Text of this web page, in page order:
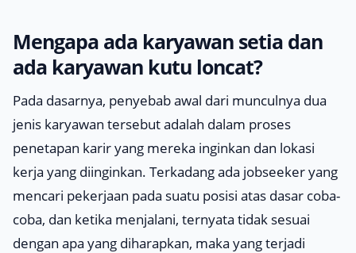
Mengapa ada karyawan setia dan
ada karyawan kutu loncat?
Pada dasarnya, penyebab awal dari munculnya dua
jenis karyawan tersebut adalah dalam proses
penetapan karir yang mereka inginkan dan lokasi
kerja yang diinginkan. Terkadang ada jobseekeryang
mencari pekerjaan pada suatu posisi atas dasar coba-
coba, dan ketika menjalani, ternyata tidak sesuai
dengan apa yang diharapkan, maka yang terjadi